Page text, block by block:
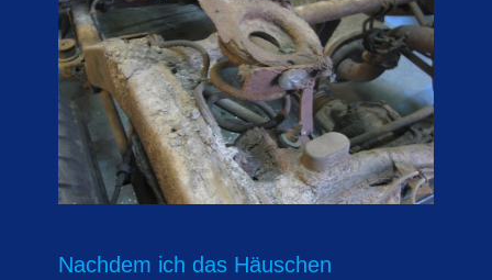
Nachdem ich das Häuschen